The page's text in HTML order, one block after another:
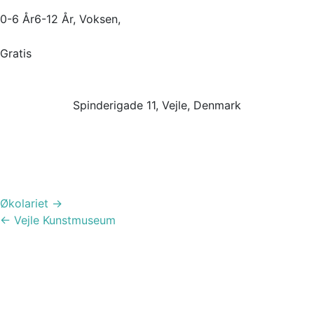
0-6 År6-12 År, Voksen,
Gratis
Spinderigade 11, Vejle, Denmark
Post
navigation
Økolariet →
← Vejle Kunstmuseum